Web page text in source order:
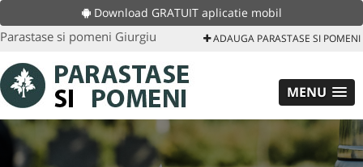
Download GRATUIT aplicatie mobil
Parastase si pomeni Giurgiu ADAUGA PARASTASE SI POMENI
MENU